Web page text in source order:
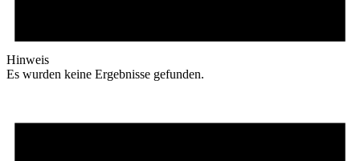
Hinweis
Es wurden keine Ergebnisse gefunden.